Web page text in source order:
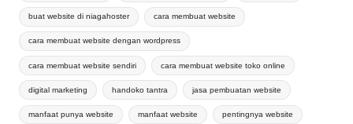
buat website di niagahoster cara membuat website
cara membuat website dengan wordpress
cara membuat website sendiri cara membuat website toko online
digital marketing handoko tantra jasa pembuatan website
manfaat punya website manfaat website pentingnya website